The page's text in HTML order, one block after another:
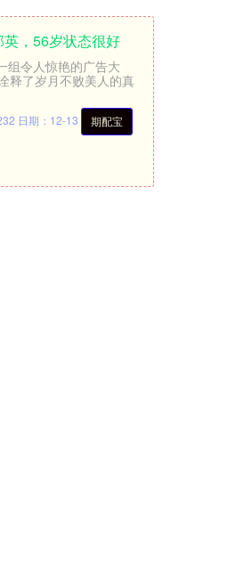
，56岁状态很好
组令人惊艳的广告大
释了岁月不败美人的真
期配宝
日期：12-13